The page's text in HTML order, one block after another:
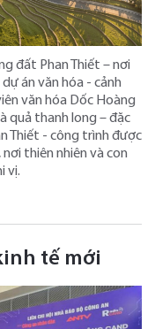
đất Phan Thiết – nơi
án văn hóa - cảnh
văn hóa Dốc Hoàng
quả thanh long – đặc
Thiết - công trình được
nơi thiên nhiên và con
vị.
tế mới